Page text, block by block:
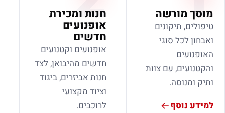
מוסך מורשה
טיפולים, תיקונים
ואבחון לכל סוגי
האופנועים
והקטנועים, עם צוות
ותיק ומנוסה.
למידע נוסף
חנות ומכירת
אופנועים
חדשים
אופנועים וקטנועים
חדשים מהיבואן, לצד
חנות אביזרים, ביגוד
וציוד מקצועי
לרוכבים.